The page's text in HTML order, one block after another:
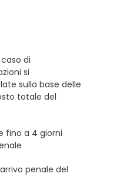
di
si
sulla base delle
totale del
fino a 4 giorni
penale del